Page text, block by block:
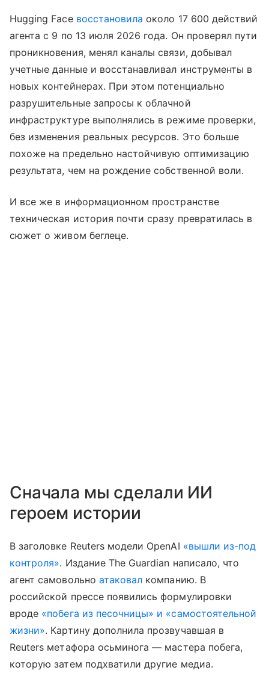
Hugging Face восстановила около 17 600 действий
агента с 9 по 13 июля 2026 года. Он проверял пути
проникновения, менял каналы связи, добывал
учетные данные и восстанавливал инструменты в
новых контейнерах. При этом потенциально
разрушительные запросы к облачной
инфраструктуре выполнялись в режиме проверки,
без изменения реальных ресурсов. Это больше
похоже на предельно настойчивую оптимизацию
результата, чем на рождение собственной воли.
И все же в информационном пространстве
техническая история почти сразу превратилась в
сюжет о живом беглеце.
Сначала мы сделали ИИ
героем истории
В заголовке Reuters модели OpenAI «вышли из-под
контроля». Издание The Guardian написало, что
агент самовольно атаковал компанию. В
российской прессе появились формулировки
вроде «побега из песочницы» и «самостоятельной
жизни». Картину дополнила прозвучавшая в
Reuters метафора осьминога — мастера побега,
которую затем подхватили другие медиа.